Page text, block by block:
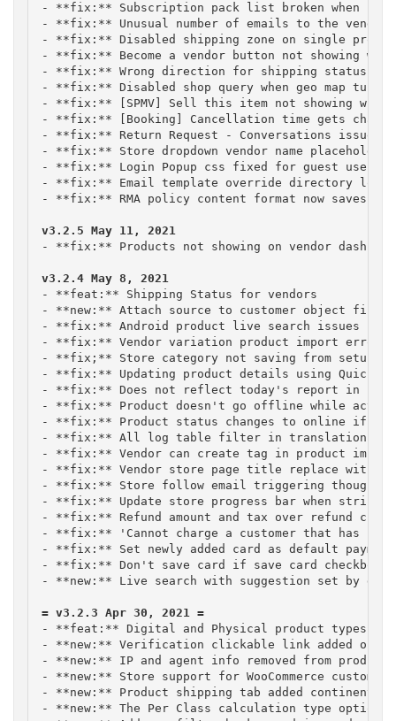
- **fix:** Subscription pack list broken when use
- **fix:** Unusual number of emails to the vendor
- **fix:** Disabled shipping zone on single
- **fix:** Become a vendor button not showing
- **fix:** Wrong direction for shipping status
- **fix:** Disabled shop query when geo map turn
- **fix:** [SPMV] Sell this item not showing
- **fix:** [Booking] Cancellation time gets
- **fix:** Return Request - Conversations issue
- **fix:** Store dropdown vendor name placeholder
- **fix:** Login Popup css fixed for guest user
- **fix:** Email template override directory
- **fix:** RMA policy content format now saves
- **fix:** Products not showing on vendor
- **feat:** Shipping Status for vendors
- **new:** Attach source to customer object first
- **fix:** Android product live search issues
- **fix:** Vendor variation product import error
- **fix;** Store category not saving from setup
- **fix:** Updating product details using Quick
- **fix:** Does not reflect today's report in
- **fix:** Product doesn't go offline while
- **fix:** Product status changes to online if
- **fix:** All log table filter in translation for
- **fix:** Vendor can create tag in product import
- **fix:** Vendor store page title replace with
- **fix:** Store follow email triggering though
- **fix:** Update store progress bar when stripe
- **fix:** Refund amount and tax over refund check
- **fix:** 'Cannot charge a customer that has no
- **fix:** Set newly added card as default
- **fix:** Don't save card if save card checkbox
- **new:** Live search with suggestion set by
- **feat:** Digital and Physical product types
- **new:** Verification clickable link added on
- **new:** IP and agent info removed from product
- **new:** Store support for WooCommerce
- **new:** Product shipping tab added continent
- **new:** The Per Class calculation type